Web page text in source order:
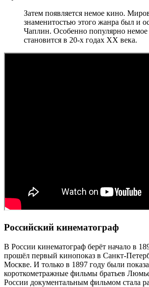
Затем появляется немое кино.
знаменитостью этого жанра был и
Чаплин. Особенно популярно
становится в 20-х годах XX века.
Российский кинематограф
В России кинематограф берёт начало в
прошёл первый кинопоказ в Санкт-
Москве. И только в 1897 году были
короткометражные фильмы братьев
России документальным фильмом стала